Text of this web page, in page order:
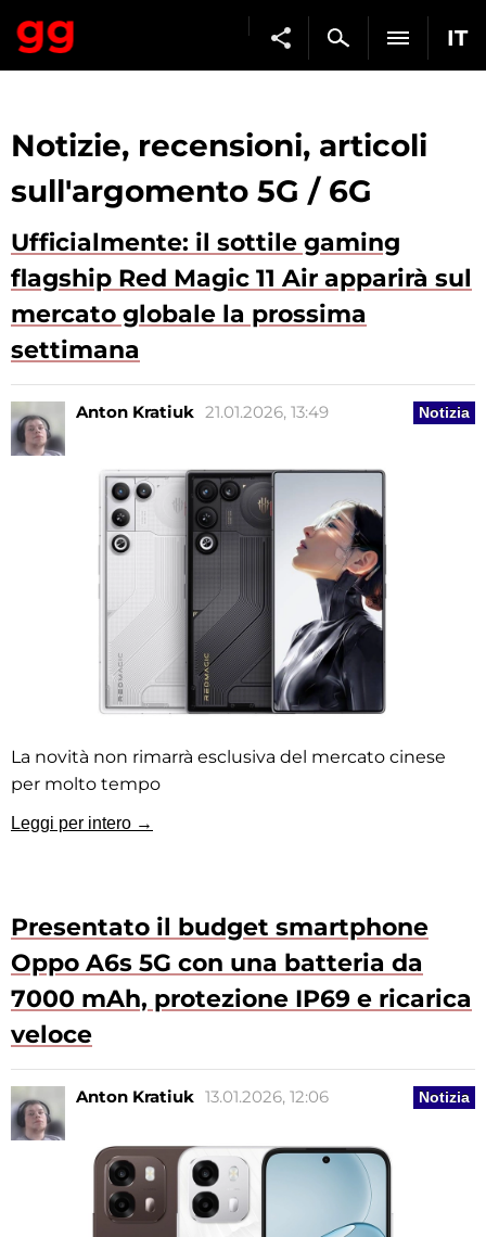
IT
Notizie, recensioni, articoli
sull'argomento 5G / 6G
Ufficialmente: il sottile gaming
flagship Red Magic 11 Air apparirà sul
mercato globale la prossima
settimana
Notizia
Anton Kratiuk 21.01.2026, 13:49
La novità non rimarrà esclusiva del mercato cinese
per molto tempo
Leggi per intero →
Presentato il budget smartphone
Oppo A6s 5G con una batteria da
7000 mAh, protezione IP69 e ricarica
veloce
Notizia
Anton Kratiuk 13.01.2026, 12:06